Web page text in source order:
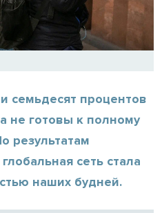
семьдесят процентов
не готовы к полному
результатам
сеть стала
наших будней.